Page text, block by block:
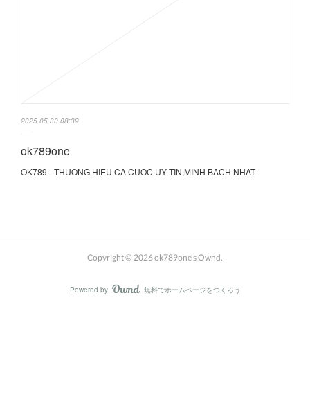
2025.05.30 08:39
ok789one
OK789 - THUONG HIEU CA CUOC UY TIN,MINH BACH NHAT
Copyright © 2026ok789one's Ownd.
Powered by AmebaOwnd
無料でホームページをつくろう